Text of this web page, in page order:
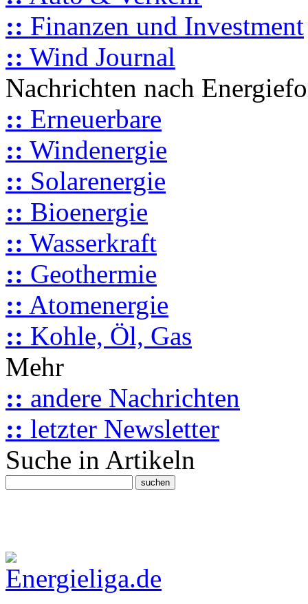
:: Finanzen und Investment
:: Wind Journal
Nachrichten nach
:: Erneuerbare
:: Windenergie
:: Solarenergie
:: Bioenergie
:: Wasserkraft
:: Geothermie
:: Atomenergie
:: Kohle, Öl, Gas
Mehr
:: andere Nachrichten
:: letzter Newsletter
Suche in Artikeln